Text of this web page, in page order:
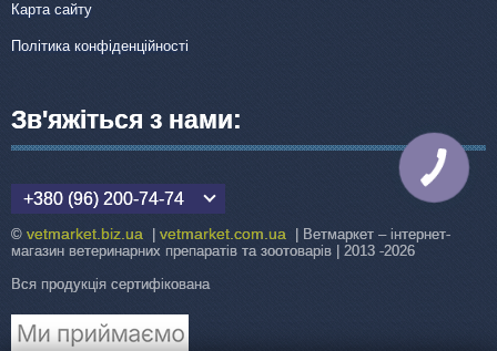
Карта сайту
Політика конфіденційності
Зв'яжіться з нами:
+380 (96) 200-74-74
© vetmarket.biz.ua vetmarket.com.ua | Ветмаркет – інтернет-
магазин ветеринарних препаратів та зоотоварів | 2013 -2026
Вся продукція сертифікована
КНОПКА
ЗВ'ЯЗКУ